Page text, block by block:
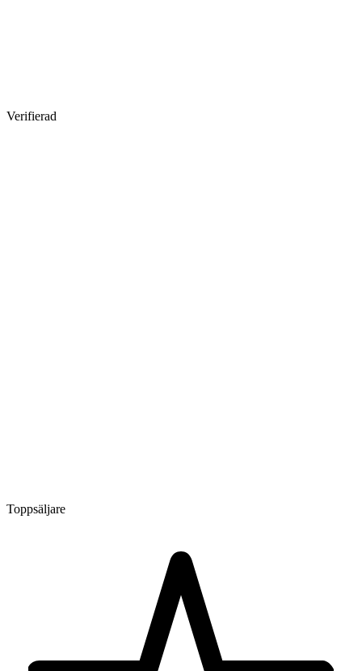
Verifierad
Toppsäljare